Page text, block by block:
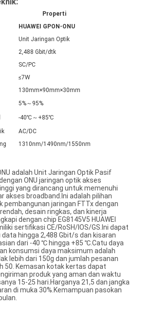
Properti
HUAWEI GPON-ONU
Unit Jaringan Optik
2,488 Gbit/dtk
SC/PC
≤7W
130mm×90mm×30mm
5%～95%
-40℃～+85℃
AC/DC
1310nm/1490nm/1550nm
adalah Unit Jaringan Optik Pasif
ONU jaringan optik akses
yang dirancang untuk memenuhi
akses broadband.Ini adalah pilihan
pembangunan jaringan FTTx dengan
desain ringkas, dan kinerja
dengan chip EG8145V5 HUAWEI
sertifikasi CE/RoSH/IOS/GS.Ini dapat
hingga 2,488 Gbit/s dan kisaran
dari -40 ℃ hingga +85 ℃.Catu daya
konsumsi daya maksimum adalah
lebih dari 150g dan jumlah pesanan
50. Kemasan kotak kertas dapat
produk yang aman dan waktu
15-25 hari.Harganya 21,5 dan jangka
di muka 30%.Kemampuan pasokan